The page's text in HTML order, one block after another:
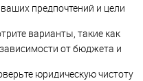
предпочтений и цели
варианты, такие как
от бюджета и
юридическую чистоту